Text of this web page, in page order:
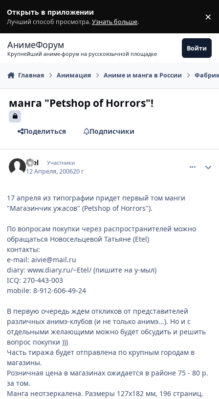
Открыть в приложении
Лучший способ просмотра.Узнать больше. ×
АнимеФорум
Крупнейший аниме-форум на русскоязычной площадке
Войти
Главная Анимация Аниме и манга в России
манга "Petshop of Horrors"!
Поделиться Подписчики
Etel Участники
12 Апреля, 200620 г
17 апреля из типографии придет первый том манги
"Магазинчик ужасов" (Petshop of Horrors").
По вопросам покупки через распространителей можно
обращаться Новосельцевой Татьяне (Etel)
контакты:
e-mail: aivie@mail.ru
diary: www.diary.ru/~Etel/ (пишите на у-мыл)
IСQ: 270-443-003
mobile: 8-912-606-49-24
В первую очередь ждем откликов от представителей
различных анимэ-клубов (и не только анимэ...). Но и с
отдельными желающими можно будет обсудить и решить
вопрос покупки )))
Часть тиража будет отправлена по крупным городам в
магазины.
Розничная цена в магазинах ожидается в районе 75 - 80 р.
за том.
Манга неотзеркалена. Размеры 127х182 мм, 196 страниц.